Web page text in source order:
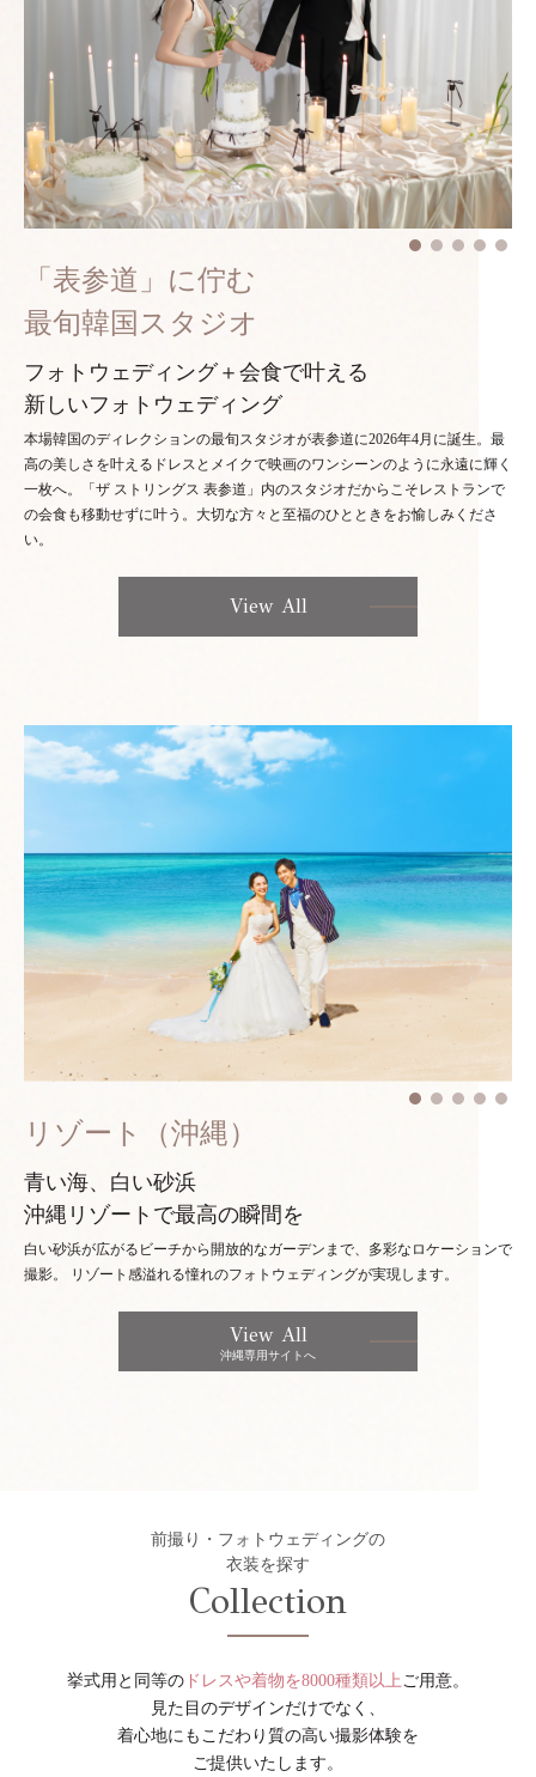
「表参道」に佇む
最旬韓国スタジオ
フォトウェディング＋会食で叶える
新しいフォトウェディング
本場韓国のディレクションの最旬スタジオが表参道に2026年4月に誕生。最
高の美しさを叶えるドレスとメイクで映画のワンシーンのように永遠に輝く
一枚へ。「ザ ストリングス 表参道」内のスタジオだからこそレストランで
の会食も移動せずに叶う。大切な方々と至福のひとときをお愉しみくださ
い。
View All
リゾート（沖縄）
青い海、白い砂浜
沖縄リゾートで最高の瞬間を
白い砂浜が広がるビーチから開放的なガーデンまで、多彩なロケーションで
撮影。
リゾート感溢れる憧れのフォトウェディングが実現します。
View All
沖縄専用サイトへ
前撮り・フォトウェディングの
衣装を探す
Collection
挙式用と同等の ドレスや着物を8000種類以上 ご用意。
見た目のデザインだけでなく、
着心地にもこだわり質の高い撮影体験を
ご提供いたします。